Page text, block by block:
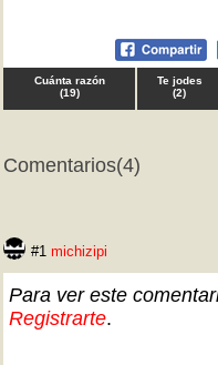
Cuánta razón
(19)
Te jodes
(2)
Comentarios(4)
#1 michizipi
Para ver este
Registrarte.